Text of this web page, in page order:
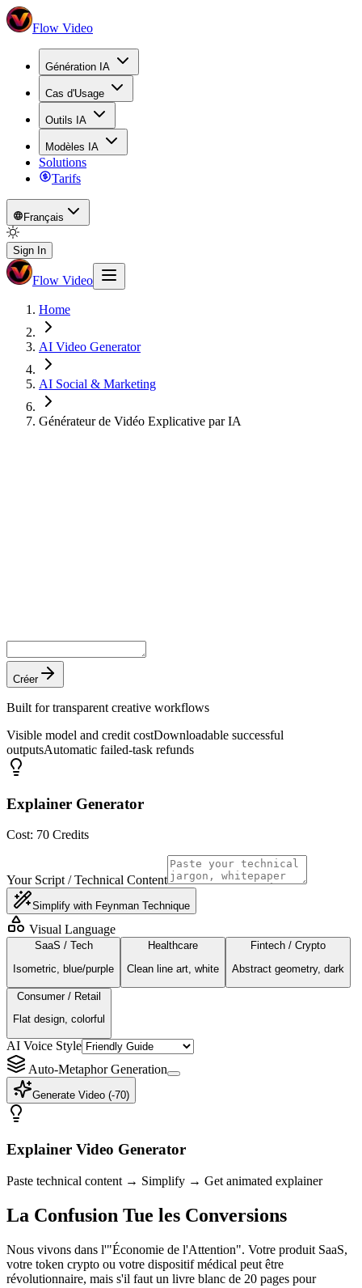
Flow Video
Génération IA
Cas d'Usage
Outils IA
Modèles IA
Solutions
Tarifs
Français
Sign In
Flow Video
Home
AI Video Generator
AI Social & Marketing
Générateur de Vidéo Explicative par IA
Créer
Built for transparent creative workflows
Visible model and credit costDownloadable successful
outputsAutomatic failed-task refunds
Explainer Generator
Cost: 70 Credits
Your Script / Technical Content
Simplify with Feynman Technique
Visual Language
SaaS / Tech
Isometric, blue/purple
Healthcare
Clean line art, white
Fintech / Crypto
Abstract geometry, dark
Consumer / Retail
Flat design, colorful
AI Voice Style
Auto-Metaphor Generation
Generate Video (-70)
Explainer Video Generator
Paste technical content → Simplify → Get animated explainer
La Confusion Tue les Conversions
Nous vivons dans l'"Économie de l'Attention". Votre produit SaaS,
votre token crypto ou votre dispositif médical peut être
révolutionnaire, mais s'il faut un livre blanc de 20 pages pour